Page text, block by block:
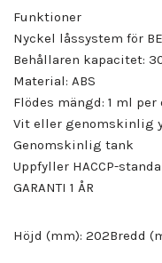
Funktioner
Nyckel låssystem för
Behållaren kapacitet:
Material: ABS
Flödes mängd: 1 ml per
Vit eller genomskinlig
Genomskinlig tank
Uppfyller HACCP-
GARANTI 1 ÅR
Höjd (mm): 202Bredd